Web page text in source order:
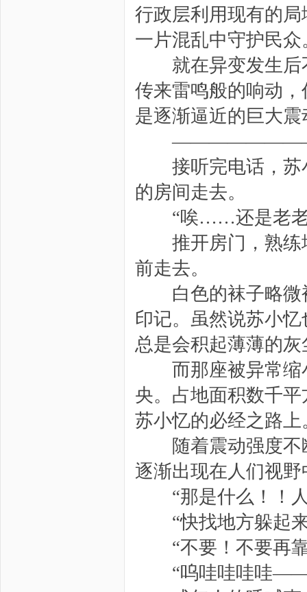
行政层利用现有的
一片混乱中守护民众
就在异变发生后
传来雷鸣般的响动
是逐渐逼近的巨大
接听完电话，苏
的房间走去。
“唉……还是老老
推开房门，熟练
前走去。
白色的袜子略微
印记。虽然说苏小
总是会积起薄薄的灰
而那座被异常缩
央。占地面积数千
苏小忆的必经之路上
随着震动强度不
逐渐出现在人们视野
“那是什么！！人
“快找地方躲起来
“不要！不要再靠
“呜哇哇哇哇